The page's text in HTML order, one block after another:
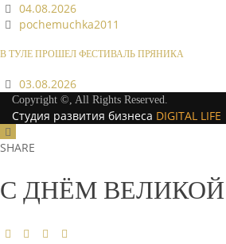
04.08.2026
pochemuchka2011
В ТУЛЕ ПРОШЕЛ ФЕСТИВАЛЬ ПРЯНИКА
03.08.2026
Copyright ©, All Rights Reserved.
Студия развития бизнеса DIGITAL LIFE
SHARE
С ДНЁМ